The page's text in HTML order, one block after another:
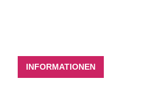
INFORMATIONEN